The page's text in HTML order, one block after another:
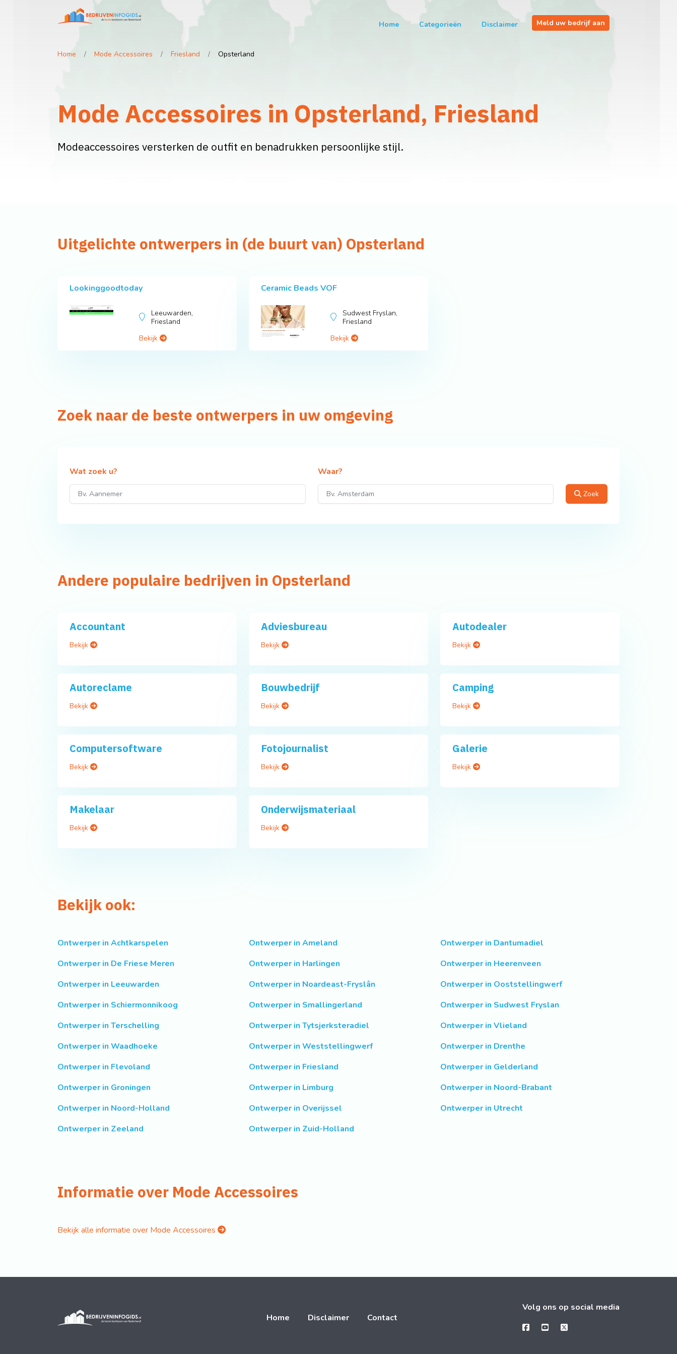
Home Categorieën Disclaimer Meld uw bedrijf aan
Home Mode Accessoires Friesland Opsterland
Mode Accessoires in Opsterland, Friesland
Modeaccessoires versterken de outfit en benadrukken persoonlijke stijl.
Uitgelichte ontwerpers in (de buurt van) Opsterland
Lookinggoodtoday
Leeuwarden,
Friesland
Bekijk
Ceramic Beads VOF
Sudwest Fryslan,
Friesland
Bekijk
Zoek naar de beste ontwerpers in uw omgeving
Wat zoek u? Waar?
Zoek
Andere populaire bedrijven in Opsterland
Accountant
Bekijk
Adviesbureau
Bekijk
Autodealer
Bekijk
Autoreclame
Bekijk
Bouwbedrijf
Bekijk
Camping
Bekijk
Computersoftware
Bekijk
Fotojournalist
Bekijk
Galerie
Bekijk
Makelaar
Bekijk
Onderwijsmateriaal
Bekijk
Bekijk ook:
Ontwerper in Achtkarspelen Ontwerper in Ameland
Ontwerper in Dantumadiel
Ontwerper in De Friese Meren
Ontwerper in Harlingen
Ontwerper in Heerenveen
Ontwerper in Leeuwarden
Ontwerper in Noardeast-Fryslân
Ontwerper in Ooststellingwerf
Ontwerper in Schiermonnikoog
Ontwerper in Smallingerland
Ontwerper in Sudwest Fryslan
Ontwerper in Terschelling
Ontwerper in Tytsjerksteradiel
Ontwerper in Vlieland
Ontwerper in Waadhoeke
Ontwerper in Weststellingwerf
Ontwerper in Drenthe
Ontwerper in Flevoland
Ontwerper in Friesland
Ontwerper in Gelderland
Ontwerper in Groningen
Ontwerper in Limburg
Ontwerper in Noord-Brabant
Ontwerper in Noord-Holland
Ontwerper in Overijssel
Ontwerper in Utrecht
Ontwerper in Zeeland
Ontwerper in Zuid-Holland
Informatie over Mode Accessoires
Bekijk alle informatie over Mode Accessoires
Home Disclaimer Contact
Volg ons op social media